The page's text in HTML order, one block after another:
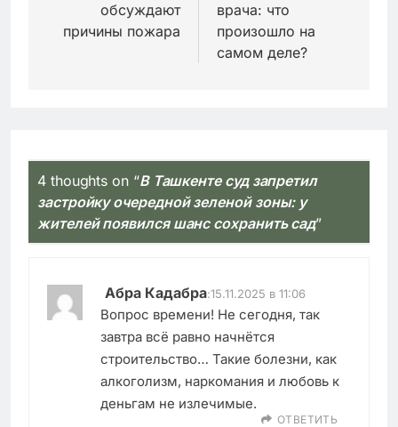
обсуждают
причины пожара
врача: что
произошло на
самом деле?
4 thoughts on “В Ташкенте суд запретил
застройку очередной зеленой зоны: у
жителей появился шанс сохранить сад”
Абра Кадабра:15.11.2025 в 11:06
Вопрос времени! Не сегодня, так
завтра всё равно начнётся
строительство… Такие болезни, как
алкоголизм, наркомания и любовь к
деньгам не излечимые.
ОТВЕТИТЬ